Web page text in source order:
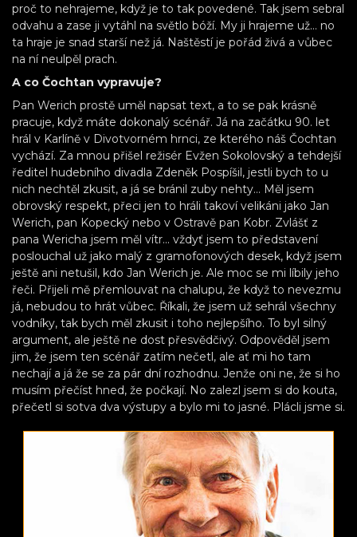
proč to nehrajeme, když je to tak povedené. Tak jsem sebral
odvahu a zase ji vytáhl na světlo bóží. My ji hrajeme už… no
ta hraje je snad starší než já. Naštěstí je pořád živá a vůbec
na ní neulpěl prach.
A co Čochtan vypravuje?
Pan Werich prostě uměl napsat text, a to se pak krásně
pracuje, když máte dokonalý scénář. Já na začátku 90. let
hrál v Karlíně v Divotvorném hrnci, ze kterého náš Čochtan
vychází. Za mnou přišel režisér Evžen Sokolovský a tehdejší
ředitel hudebního divadla Zdeněk Pospíšil, jestli bych to u
nich nechtěl zkusit, a já se bránil zuby nehty… Měl jsem
obrovský respekt, přeci jen to hráli takoví velikáni jako Jan
Werich, pan Kopecký nebo v Ostravě pan Kobr. Zvlášť z
pana Wericha jsem měl vítr... vždyť jsem to představení
poslouchal už jako malý z gramofonových desek, když jsem
ještě ani netušil, kdo Jan Werich je. Ale moc se mi líbily jeho
řeči. Přijeli mě přemlouvat na chalupu, že když to nevezmu
já, nebudou to hrát vůbec. Říkali, že jsem už sehrál všechny
vodníky, tak bych měl zkusit i toho nejlepšího. To byl silný
argument, ale ještě ne dost přesvědčivý. Odpověděl jsem
jim, že jsem ten scénář zatím nečetl, ale ať mi ho tam
nechají a já že se za pár dní rozhodnu. Jenže oni ne, že si ho
musím přečíst hned, že počkají. No zalezl jsem si do kouta,
přečetl si sotva dva výstupy a bylo mi to jasné. Plácli jsme si.